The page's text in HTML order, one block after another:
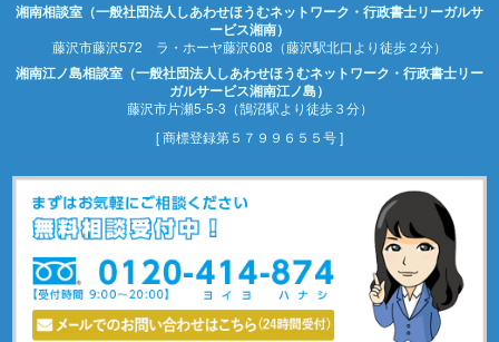
湘南相談室（一般社団法人しあわせほうむネットワーク・行政書士リーガルサ
ービス湘南）
藤沢市藤沢572 ラ・ホーヤ藤沢608（藤沢駅北口より徒歩２分）
湘南江ノ島相談室（一般社団法人しあわせほうむネットワーク・行政書士リー
ガルサービス湘南江ノ島）
藤沢市片瀬5-5-3（鵠沼駅より徒歩３分）
[ 商標登録第５７９９６５５号 ]